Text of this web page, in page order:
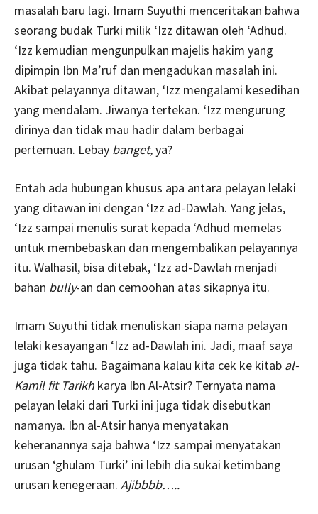
masalah baru lagi. Imam Suyuthi menceritakan bahwa
seorang budak Turki milik ‘Izz ditawan oleh ‘Adhud.
‘Izz kemudian mengunpulkan majelis hakim yang
dipimpin Ibn Ma’ruf dan mengadukan masalah ini.
Akibat pelayannya ditawan, ‘Izz mengalami kesedihan
yang mendalam. Jiwanya tertekan. ‘Izz mengurung
dirinya dan tidak mau hadir dalam berbagai
pertemuan. Lebay banget,ya?
Entah ada hubungan khusus apa antara pelayan lelaki
yang ditawan ini dengan ‘Izz ad-Dawlah. Yang jelas,
‘Izz sampai menulis surat kepada ‘Adhud memelas
untuk membebaskan dan mengembalikan pelayannya
itu. Walhasil, bisa ditebak, ‘Izz ad-Dawlah menjadi
bahan bully-an dan cemoohan atas sikapnya itu.
Imam Suyuthi tidak menuliskan siapa nama pelayan
lelaki kesayangan ‘Izz ad-Dawlah ini. Jadi, maaf saya
juga tidak tahu. Bagaimana kalau kita cek ke kitab al-
Kamil fit Tarikh karya Ibn Al-Atsir? Ternyata nama
pelayan lelaki dari Turki ini juga tidak disebutkan
namanya. Ibn al-Atsir hanya menyatakan
keheranannya saja bahwa ‘Izz sampai menyatakan
urusan ‘ghulam Turki’ ini lebih dia sukai ketimbang
urusan kenegeraan. Ajibbbb…..